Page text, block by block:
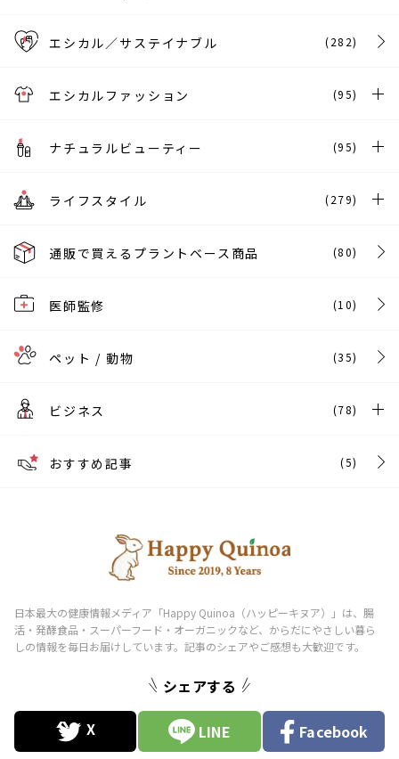
エシカル／サステイナブル (282)
エシカルファッション (95)
ナチュラルビューティー (95)
ライフスタイル (279)
通販で買えるプラントベース商品 (80)
医師監修 (10)
ペット / 動物 (35)
ビジネス (78)
おすすめ記事 (5)
シェアする
LINE Facebook